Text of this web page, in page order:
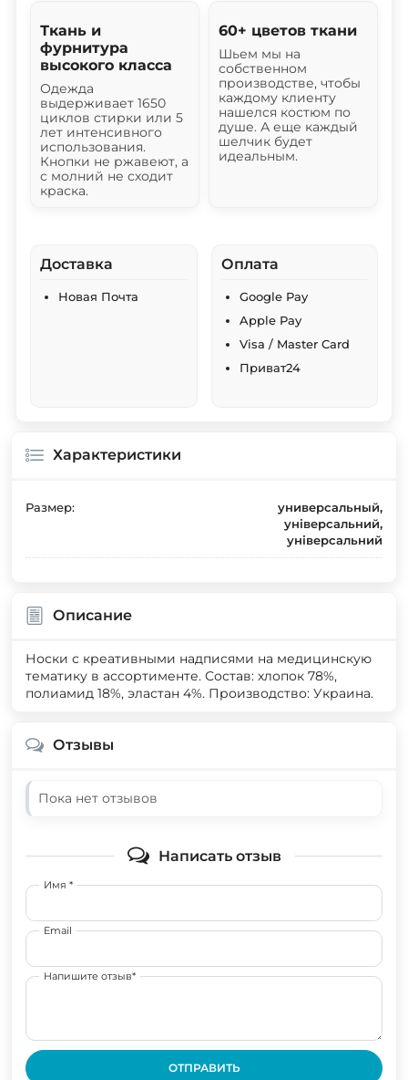
Ткань и
фурнитура
высокого класса
Одежда
выдерживает 1650
циклов стирки или 5
лет интенсивного
использования.
Кнопки не ржавеют, а
с молний не сходит
краска.
60+ цветов ткани
Шьем мы на
собственном
производстве, чтобы
каждому клиенту
нашелся костюм по
душе. А еще каждый
шелчик будет
идеальным.
Доставка
Новая Почта
Оплата
Google Pay
Apple Pay
Visa / Master Card
Приват24
Характеристики
Размер:
универсальный,
універсальний,
універсальний
Описание
Носки с креативными надписями на медицинскую
тематику в ассортименте. Состав: хлопок 78%,
полиамид 18%, эластан 4%. Производство: Украина.
Отзывы
Пока нет отзывов
Написать отзыв
Имя *
Email
Напишите отзыв*
ОТПРАВИТЬ